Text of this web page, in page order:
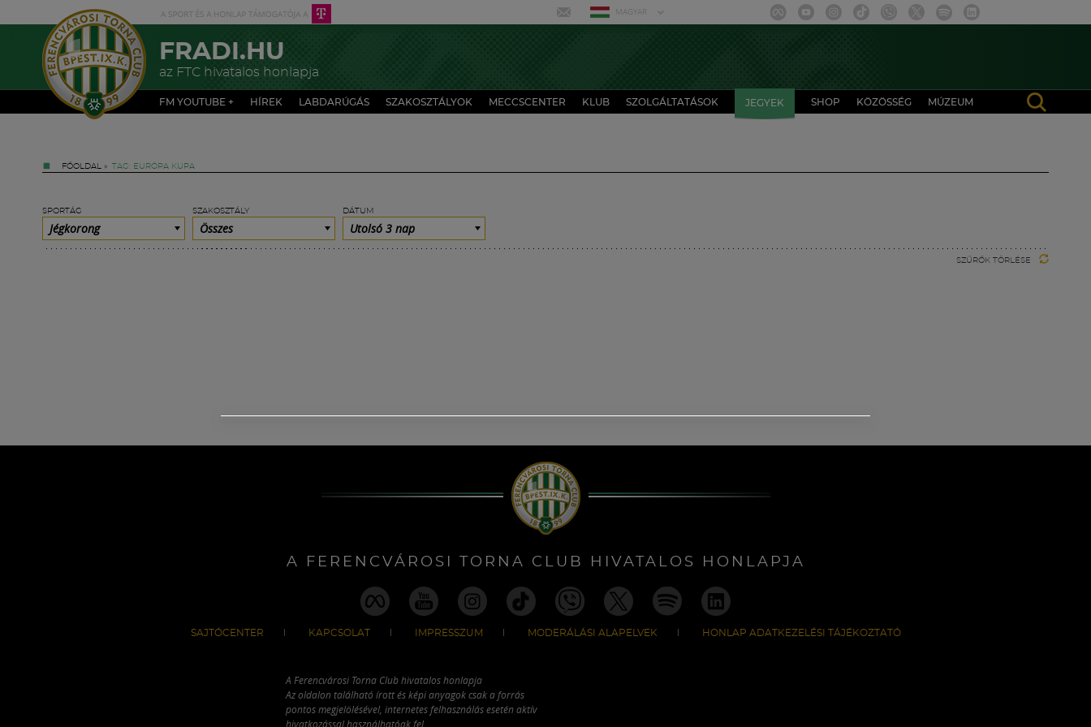
MAGYAR
FRADI.HU
az FTC hivatalos honlapja
FM YOUTUBE + HÍREK LABDARÚGÁS SZAKOSZTÁLYOK MECCSCENTER KLUB SZOLGÁLTATÁSOK JEGYEK SHOP KÖZÖSSÉG MÚZEUM
FŐOLDAL » TAG: EURÓPA KUPA
SPORTÁG
Jégkorong
SZAKOSZTÁLY
Összes
DÁTUM
Utolsó 3 nap
SZŰRŐK TÖRLÉSE
A FERENCVÁROSI TORNA CLUB HIVATALOS HONLAPJA
SAJTÓCENTER KAPCSOLAT IMPRESSZUM MODERÁLÁSI ALAPELVEK HONLAP ADATKEZELÉSI TÁJÉKOZTATÓ
A Ferencvárosi Torna Club hivatalos honlapja
Az oldalon található írott és képi anyagok csak a forrás
pontos megjelölésével, internetes felhasználás esetén aktív
hivatkozással használhatóak fel.